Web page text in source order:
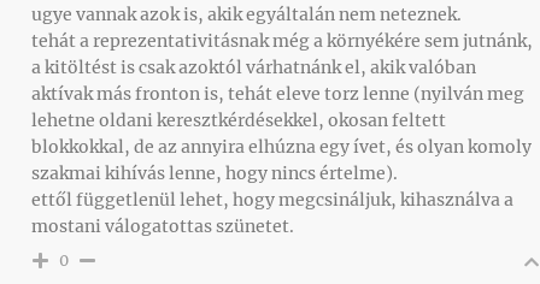
ugye vannak azok is, akik egyáltalán nem neteznek.
tehát a reprezentativitásnak még a környékére sem jutnánk,
a kitöltést is csak azoktól várhatnánk el, akik valóban
aktívak más fronton is, tehát eleve torz lenne (nyilván meg
lehetne oldani keresztkérdésekkel, okosan feltett
blokkokkal, de az annyira elhúzna egy ívet, és olyan komoly
szakmai kihívás lenne, hogy nincs értelme).
ettől függetlenül lehet, hogy megcsináljuk, kihasználva a
mostani válogatottas szünetet.
0